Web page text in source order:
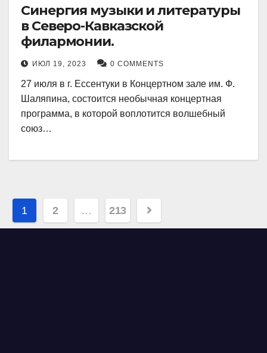
Синергия музыки и литературы
в Северо-Кавказской
филармонии.
ИЮЛ 19, 2023 0 COMMENTS
27 июля в г. Ессентуки в Концертном зале им. Ф.
Шаляпина, состоится необычная концертная
программа, в которой воплотится волшебный
союз…
Навигация
по
1 2 … 213